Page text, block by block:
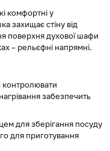
комфортні у
захищає стіну від
поверхня духової шафи
– рельєфні напрямні.
контролювати
забезпечить
для зберігання посуду
для приготування